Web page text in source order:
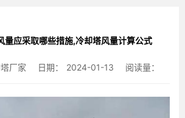
量应采取哪些措施,冷却塔风量计算公式
厂家 日期： 2024-01-13 阅读量：